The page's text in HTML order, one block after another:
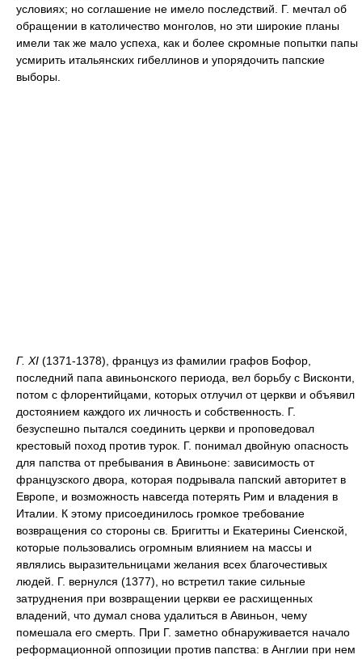
условиях; но соглашение не имело последствий. Г. мечтал об
обращении в католичество монголов, но эти широкие планы
имели так же мало успеха, как и более скромные попытки папы
усмирить итальянских гибеллинов и упорядочить папские
выборы.
Г. XI (1371-1378), француз из фамилии графов Бофор,
последний папа авиньонского периода, вел борьбу с Висконти,
потом с флорентийцами, которых отлучил от церкви и объявил
достоянием каждого их личность и собственность. Г.
безуспешно пытался соединить церкви и проповедовал
крестовый поход против турок. Г. понимал двойную опасность
для папства от пребывания в Авиньоне: зависимость от
французского двора, которая подрывала папский авторитет в
Европе, и возможность навсегда потерять Рим и владения в
Италии. К этому присоединилось громкое требование
возвращения со стороны св. Бригитты и Екатерины Сиенской,
которые пользовались огромным влиянием на массы и
являлись выразительницами желания всех благочестивых
людей. Г. вернулся (1377), но встретил такие сильные
затруднения при возвращении церкви ее расхищенных
владений, что думал снова удалиться в Авиньон, чему
помешала его смерть. При Г. заметно обнаруживается начало
реформационной оппозиции против папства: в Англии при нем